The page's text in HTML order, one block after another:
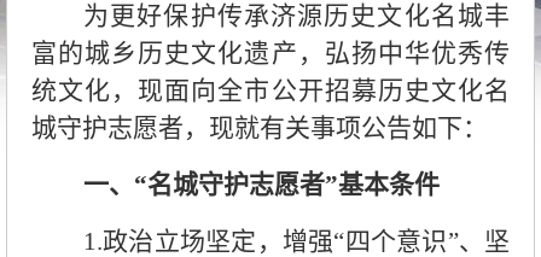
为更好保护传承济源历史文化名城丰
富的城乡历史文化遗产，弘扬中华优秀传
统文化，现面向全市公开招募历史文化名
城守护志愿者，现就有关事项公告如下：
一、“名城守护志愿者”基本条件
1.政治立场坚定，增强“四个意识”、坚